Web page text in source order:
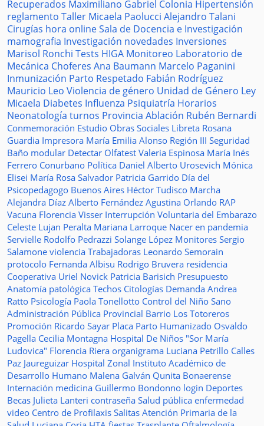
Recuperados Maximiliano Gabriel Colonia Hipertensión
reglamento Taller Micaela Paolucci Alejandro Talani
Cirugías hora onlineSala de Docencia e Investigación
mamografia Investigación novedades Inversiones
Marisol Ronchi Tests HIGA Monitoreo Laboratorio de
Mecánica Choferes Ana Baumann Marcelo Paganini
Inmunización Parto Respetado Fabián Rodríguez
Mauricio Leo Violencia de género Unidad de Género Ley
Micaela Diabetes Influenza Psiquiatría Horarios
Neonatología turnos Provincia Ablación Rubén Bernardi
Conmemoración Estudio Obras Sociales Libreta Rosana
Guardia Impresora María Emilia Alonso Región III Seguridad
Baño modular Detectar Olfatest Valeria Espinosa María Inés
Ferrero Conurbano Política Daniel Alberto Urosevich Mónica
Elisei María Rosa Salvador Patricia Garrido Día del
Psicopedagogo Buenos Aires Héctor Tudisco Marcha
Alejandra Díaz Alberto Fernández Agustina Orlando RAP
Vacuna Florencia Visser Interrupción Voluntaria del Embarazo
Celeste Lujan Peralta Mariana Larroque Nacer en pandemia
Servielle Rodolfo Pedrazzi Solange López Monitores Sergio
Salamone violencia Trabajadoras Leonardo Semorain
protocolo Fernanda Albisu Rodrigo Bruvera residencia
Cooperativa Uriel Novick Patricia Barisich Presupuesto
Anatomía patológica Techos Citologías Demanda Andrea
Ratto Psicología Paola Tonellotto Control del Niño Sano
Administración Pública Provincial Barrio Los Totoreros
Promoción Ricardo Sayar Placa Parto Humanizado Osvaldo
Pagella Cecilia Montagna Hospital De Niños "Sor María
Ludovica" Florencia Riera organigrama Luciana Petrillo Calles
Paz Jaureguizar Hospital Zonal Instituto Académico de
Desarrollo Humano Malena Galván Qunita Bonaerense
Internación medicina Guillermo Bondonno login Deportes
Becas Julieta Lanteri contraseña Salud pública enfermedad
video Centro de Profilaxis Salitas Atención Primaria de la